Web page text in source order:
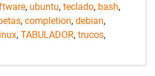
, ubuntu, teclado, bash,
, completion, debian,
, TABULADOR, trucos,